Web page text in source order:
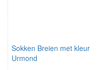
Sokken Breien met kleur
Urmond